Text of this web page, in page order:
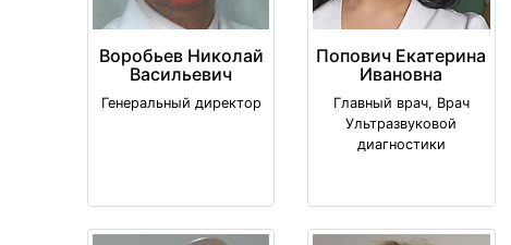
Воробьев Николай
Васильевич
Генеральный директор
Попович Екатерина
Ивановна
Главный врач, Врач
Ультразвуковой
диагностики